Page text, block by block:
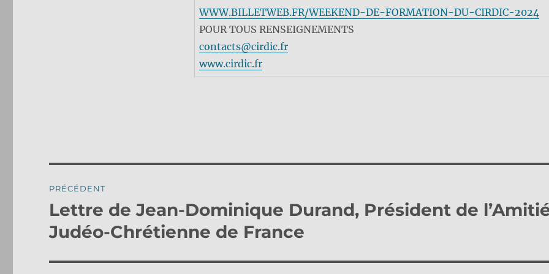
WWW.BILLETWEB.FR/WEEKEND-DE-FORMATION-DU-CIRDIC-2024
POUR TOUS RENSEIGNEMENTS
contacts@cirdic.fr
www.cirdic.fr
de
l’article
PRÉCÉDENT
Publication
précédente :
Lettre de Jean-Dominique Durand, Président de
Judéo-Chrétienne de France